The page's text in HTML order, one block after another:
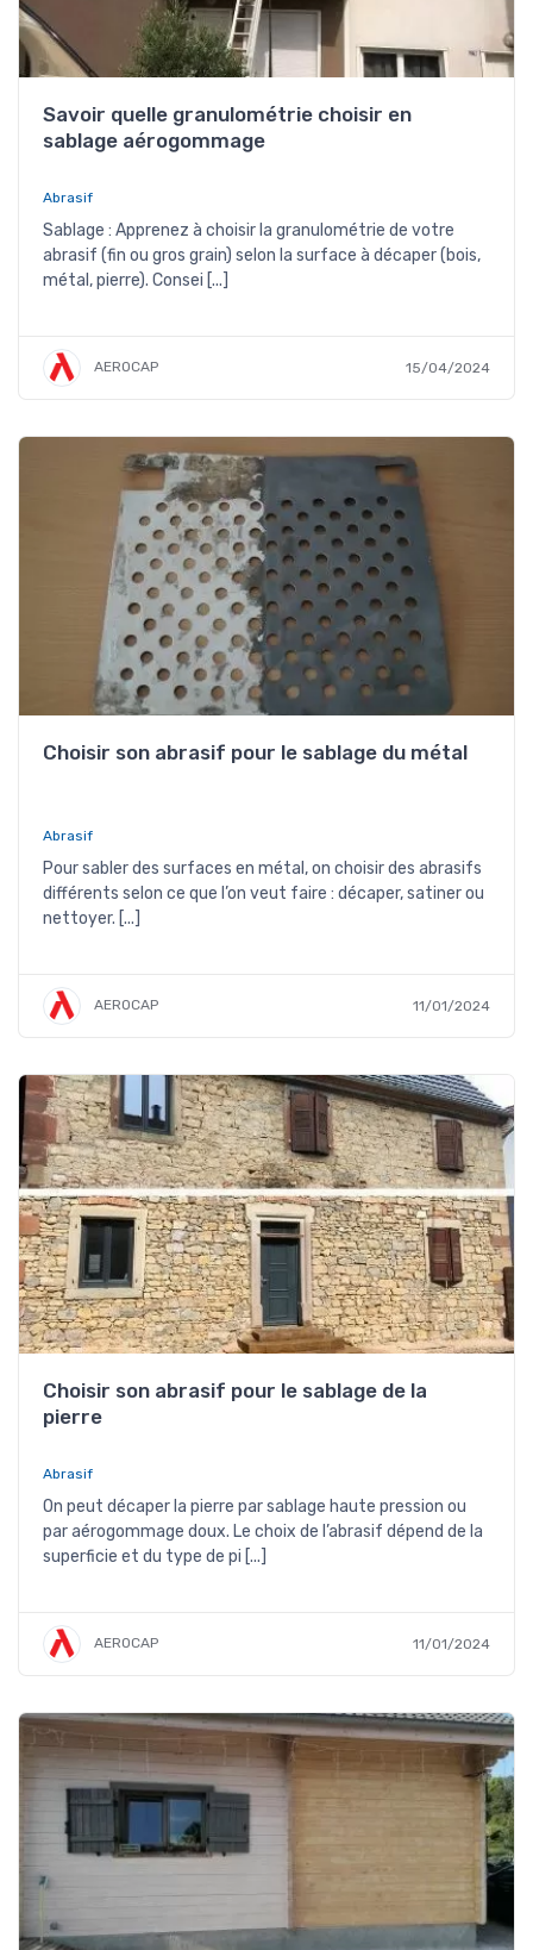
Savoir quelle granulométrie choisir en
sablage aérogommage
Abrasif
Sablage : Apprenez à choisir la granulométrie de votre
abrasif (fin ou gros grain) selon la surface à décaper (bois,
métal, pierre). Consei [...]
AEROCAP 15/04/2024
Choisir son abrasif pour le sablage du métal
Abrasif
Pour sabler des surfaces en métal, on choisir des abrasifs
différents selon ce que l’on veut faire : décaper, satiner ou
nettoyer. [...]
AEROCAP 11/01/2024
Choisir son abrasif pour le sablage de la
pierre
Abrasif
On peut décaper la pierre par sablage haute pression ou
par aérogommage doux. Le choix de l’abrasif dépend de la
superficie et du type de pi [...]
AEROCAP 11/01/2024